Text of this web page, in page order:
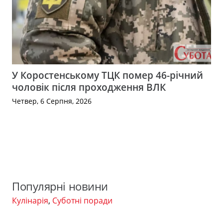
У Коростенському ТЦК помер 46-річний
чоловік після проходження ВЛК
Четвер, 6 Серпня, 2026
Популярні новини
Кулінарія, Суботні поради